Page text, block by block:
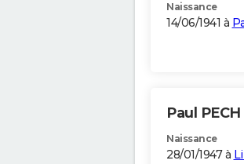
Naissance
14/06/1941 à
Paul PECH
Naissance
28/01/1947 à